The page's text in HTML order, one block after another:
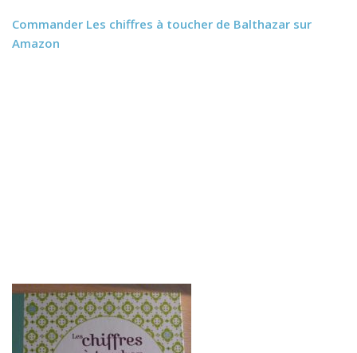
Commander Les chiffres à toucher de Balthazar sur
Amazon